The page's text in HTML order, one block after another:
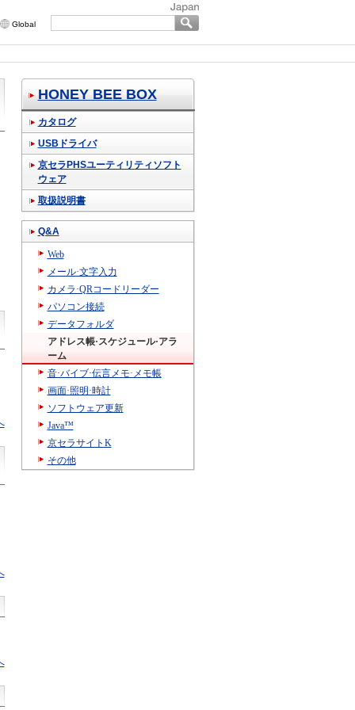
Global
HONEY BEE BOX
カタログ
USBドライバ
京セラPHSユーティリティソフト
ウェア
取扱説明書
Q&A
Web
メール·文字入力
カメラ·QRコードリーダー
パソコン接続
データフォルダ
アドレス帳·スケジュール·アラ
ーム
音·バイブ·伝言メモ·メモ帳
画面·照明·時計
ソフトウェア更新
Java™
京セラサイトK
その他